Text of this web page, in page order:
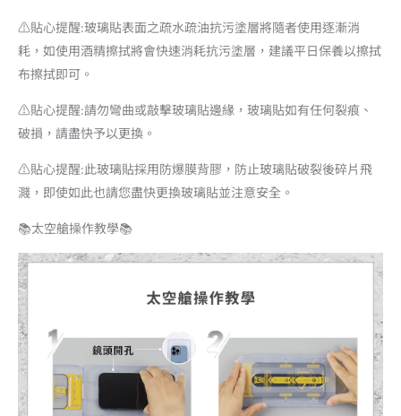
⚠️貼心提醒:玻璃貼表面之疏水疏油抗污塗層將隨者使用逐漸消
耗，如使用酒精擦拭將會快速消耗抗污塗層，建議平日保養以擦拭
布擦拭即可。
⚠️貼心提醒:請勿彎曲或敲擊玻璃貼邊緣，玻璃貼如有任何裂痕、
破損，請盡快予以更換。
⚠️貼心提醒:此玻璃貼採用防爆膜背膠，防止玻璃貼破裂後碎片飛
濺，即使如此也請您盡快更換玻璃貼並注意安全。
📚太空艙操作教學📚